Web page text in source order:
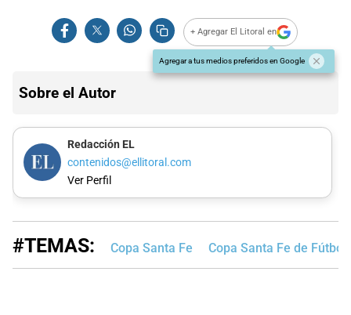
+ Agregar El Litoral en
Agregar a tus medios preferidos en Google
Sobre el Autor
Redacción EL
contenidos@ellitoral.com
Ver Perfil
#TEMAS: Copa Santa Fe Copa Santa Fe de Fútbol